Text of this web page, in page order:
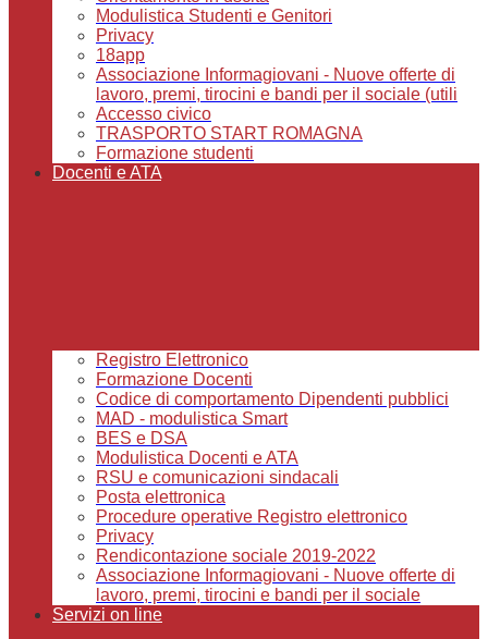
Modulistica Studenti e Genitori
Privacy
18app
Associazione Informagiovani - Nuove offerte di
lavoro, premi, tirocini e bandi per il sociale (utili
Accesso civico
TRASPORTO START ROMAGNA
Formazione studenti
Docenti e ATA
Registro Elettronico
Formazione Docenti
Codice di comportamento Dipendenti pubblici
MAD - modulistica Smart
BES e DSA
Modulistica Docenti e ATA
RSU e comunicazioni sindacali
Posta elettronica
Procedure operative Registro elettronico
Privacy
Rendicontazione sociale 2019-2022
Associazione Informagiovani - Nuove offerte di
lavoro, premi, tirocini e bandi per il sociale
Servizi on line